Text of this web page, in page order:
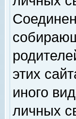
этих
иного
личных